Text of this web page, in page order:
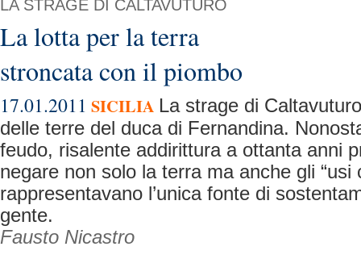
LA STRAGE DI CALTAVUTURO
La lotta per la terra
stroncata con il piombo
17.01.2011 SICILIA La strage di
delle terre del duca di Fernandina.
feudo, risalente addirittura a ottanta anni
negare non solo la terra ma anche gli “usi
rappresentavano l’unica fonte di
gente.
Fausto Nicastro